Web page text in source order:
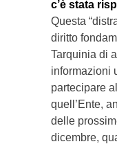
c’è stata
Questa
diritto
Tarquinia di
informazioni
partecipare
quell’Ente,
delle
dicembre,